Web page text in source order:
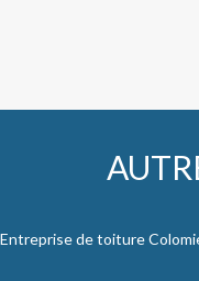
Entreprise de toiture